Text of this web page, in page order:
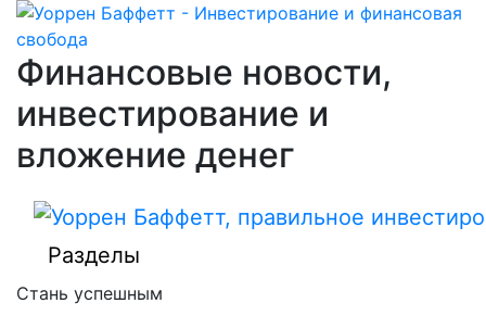
Финансовые новости,
инвестирование и
вложение денег
Разделы
Стань успешным